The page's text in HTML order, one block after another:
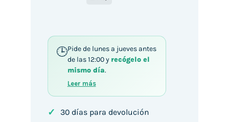
Pide de lunes a jueves antes
de las 12:00 y recógelo el
mismo día.
Leer más
✓ 30 días para devolución